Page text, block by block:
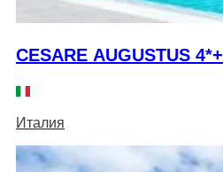
CESARE AUGUSTUS 4*+
Италия